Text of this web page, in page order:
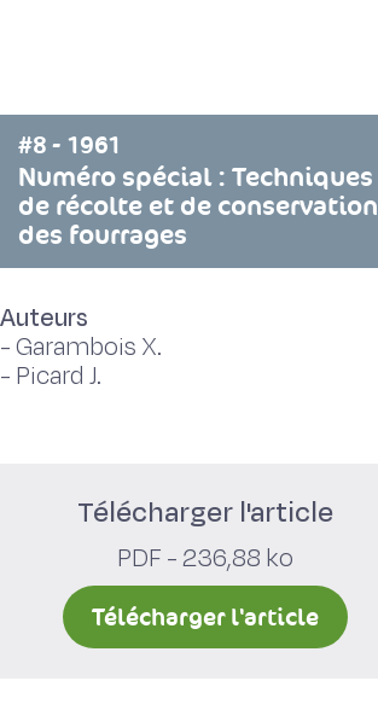
#8 - 1961
Numéro spécial : Techniques
de récolte et de conservation
des fourrages
Auteurs
-Garambois X.
- Picard J.
Télécharger l'article
PDF - 236,88 ko
Télécharger l'article